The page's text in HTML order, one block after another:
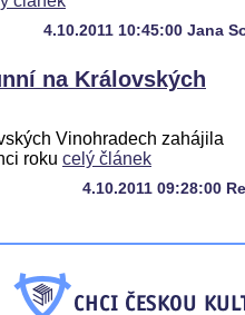
4.10.2011 10:45:00 Jana
na Královských
Vinohradech zahájila
roku celý článek
4.10.2011 09:28:00